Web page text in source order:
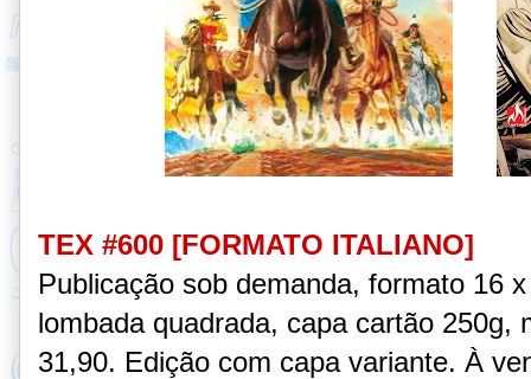
TEX #600 [FORMATO ITALIANO]
Publicação sob demanda, formato 16
lombada quadrada, capa cartão 250g,
31,90. Edição com capa variante. À